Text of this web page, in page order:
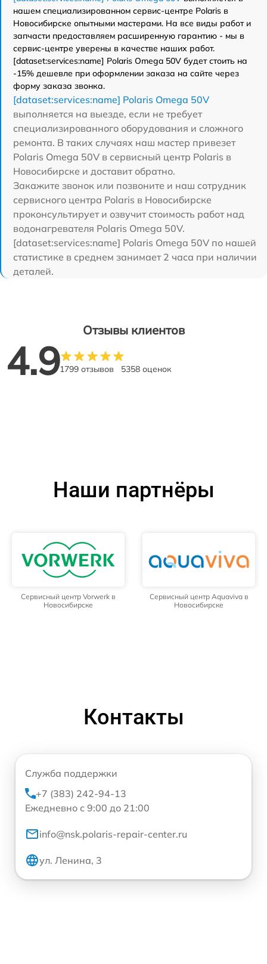
нашем специализированном сервис-центре Polaris в
Новосибирске опытными мастерами. На все виды работ и
запчасти предоставляем расширенную гарантию - мы в
сервис-центре уверены в качестве наших работ.
[dataset:services:name] Polaris Omega 50V будет стоить на
-15% дешевле при оформлении заказа на сайте через
форму заказа звонка.
[dataset:services:name] Polaris Omega 50V
выполняется на выезде, если не требует
специализированного оборудования и сложного
ремонта. В таких случаях наш мастер привезет
Polaris Omega 50V в сервисный центр Polaris в
Новосибирске и доставит обратно.
Закажите звонок или позвоните и наш сотрудник
сервисного центра Polaris в Новосибирске
проконсультирует и озвучит стоимость работ над
водонагревателя Polaris Omega 50V.
[dataset:services:name] Polaris Omega 50V по нашей
статистике в среднем занимает 2 часа при наличии
деталей.
Отзывы клиентов
4.91799 отзывов 5358 оценок
Наши партнёры
Сервисный центр Vorwerk в
Новосибирске
Сервисный центр Aquaviva в
Новосибирске
Контакты
Служба поддержки
+7 (383) 242-94-13
Ежедневно с 9:00 до 21:00
info@nsk.polaris-repair-center.ru
ул. Ленина, 3